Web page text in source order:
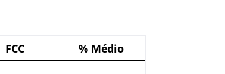
FCC % Médio